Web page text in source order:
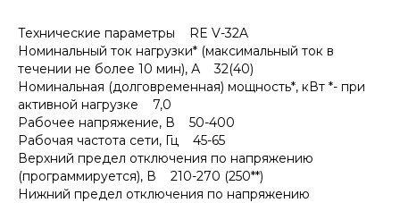
Технические параметры RE V-32A
Номинальный ток нагрузки* (максимальный ток в
течении не более 10 мин), А 32(40)
Номинальная (долговременная) мощность*, кВт *- при
активной нагрузке 7,0
Рабочее напряжение, В 50-400
Рабочая частота сети, Гц 45-65
Верхний предел отключения по напряжению
(программируется), В 210-270 (250**)
Нижний предел отключения по напряжению